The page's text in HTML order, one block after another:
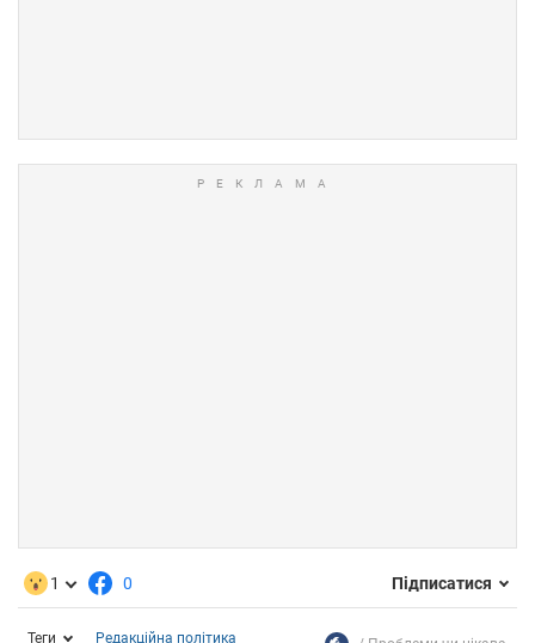
1 0 Підписатися
Теги Редакційна політика